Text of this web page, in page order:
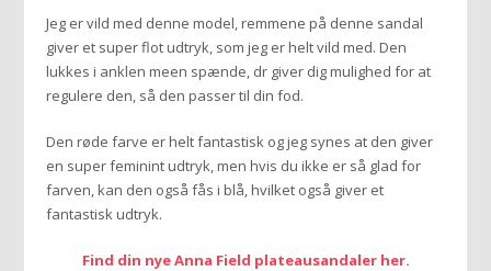
Jeg er vild med denne model, remmene på denne sandal
giver et super flot udtryk, som jeg er helt vild med. Den
lukkes i anklen meen spænde, dr giver dig mulighed for at
regulere den, så den passer til din fod.
Den røde farve er helt fantastisk og jeg synes at den giver
en super feminint udtryk, men hvis du ikke er så glad for
farven, kan den også fås i blå, hvilket også giver et
fantastisk udtryk.
Find din nye Anna Field plateausandaler her.